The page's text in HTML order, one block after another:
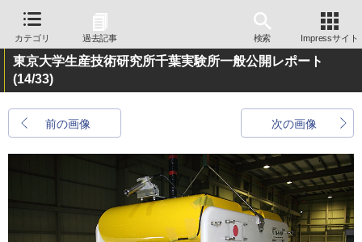
カテゴリ 過去記事 検索 Impressサイト
東京大学生産技術研究所千葉実験所一般公開レポート
(14/33)
前の画像 次の画像